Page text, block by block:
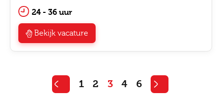
24 - 36 uur
Bekijk vacature
1 2 3 4 6